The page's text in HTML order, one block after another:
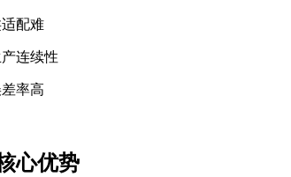
配难
连续性
率高
心优势